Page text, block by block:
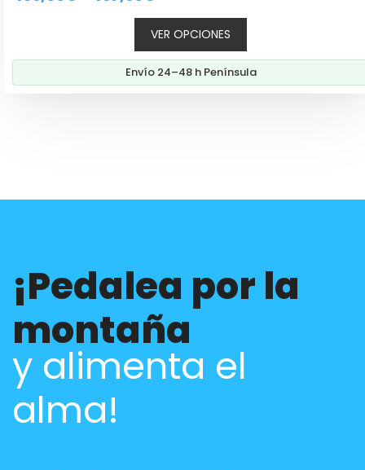
de
precios:
desde
439,00€
VER OPCIONES
Envío 24–48 h Península
¡Pedalea por la
montaña
y alimenta el
alma!